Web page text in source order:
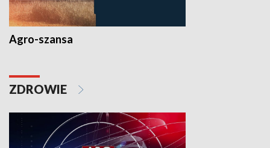
Agro-szansa
ZDROWIE